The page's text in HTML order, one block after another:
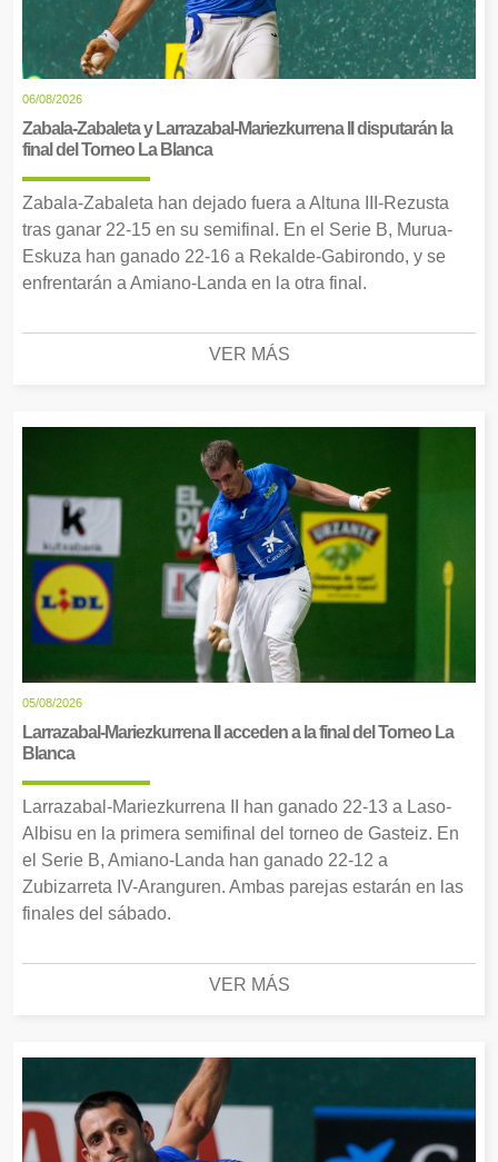
06/08/2026
Zabala-Zabaleta y Larrazabal-Mariezkurrena II disputarán la
final del Torneo La Blanca
Zabala-Zabaleta han dejado fuera a Altuna III-Rezusta
tras ganar 22-15 en su semifinal. En el Serie B, Murua-
Eskuza han ganado 22-16 a Rekalde-Gabirondo, y se
enfrentarán a Amiano-Landa en la otra final.
VER MÁS
05/08/2026
Larrazabal-Mariezkurrena II acceden a la final del Torneo La
Blanca
Larrazabal-Mariezkurrena II han ganado 22-13 a Laso-
Albisu en la primera semifinal del torneo de Gasteiz. En
el Serie B, Amiano-Landa han ganado 22-12 a
Zubizarreta IV-Aranguren. Ambas parejas estarán en las
finales del sábado.
VER MÁS